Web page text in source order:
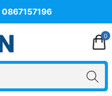
0867157196
0